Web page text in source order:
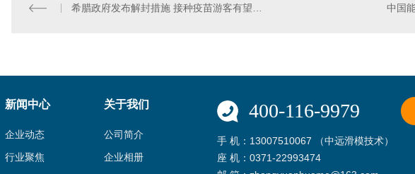
希腊政府发布解封措施 接种疫苗游客有望5月前入境
新闻中心
企业动态
行业聚焦
关于我们
公司简介
企业相册
400-116-9979
手 机：13007510067 （中远滑模技术）
座 机：0371-22993474